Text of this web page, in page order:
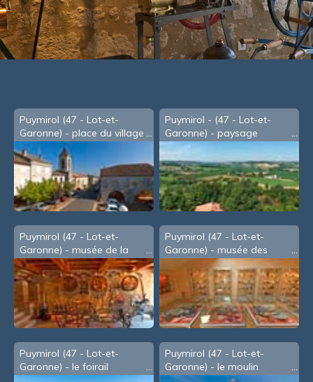
Puymirol (47 - Lot-et-
Garonne) - place du village
Puymirol - (47 - Lot-et-
Garonne) - paysage
Puymirol (47 - Lot-et-
Garonne) - musée de la
vigne
Puymirol (47 - Lot-et-
Garonne) - musée des
Puymirol (47 - Lot-et-
Garonne) - le foirail
Puymirol (47 - Lot-et-
Garonne) - le moulin